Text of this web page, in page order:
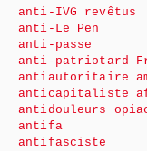
anti-IVG revêtus
anti-Le Pen
anti-passe
anti-patriotard
antiautoritaire
anticapitaliste
antidouleurs
antifa
antifasciste